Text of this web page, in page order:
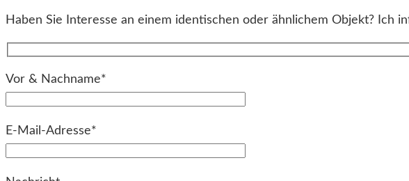
Haben Sie Interesse an einem identischen oder ähnlichem Objekt? Ich
Vor & Nachname*
E-Mail-Adresse*